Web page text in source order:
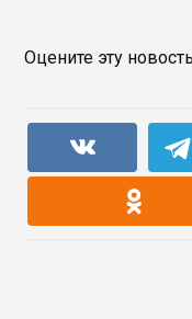
Оцените эту